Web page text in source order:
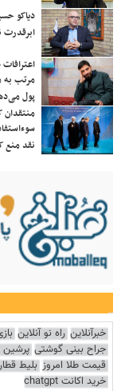
دیاکو
مرتب
پول
نقد منع
خبرآنلاین راه نو آنلاین
جراح بینی گوشتی
قیمت طلا امروز بلیط
خرید اکانت chatgpt